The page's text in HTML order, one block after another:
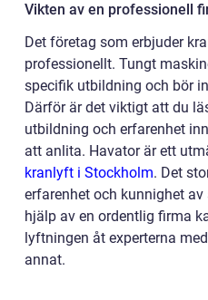
Vikten av en professionell
Det företag som erbjuder
professionellt. Tungt
specifik utbildning och bör
Därför är det viktigt att du
utbildning och erfarenhet
att anlita. Havator är ett
kranlyft i Stockholm. Det
erfarenhet och kunnighet
hjälp av en ordentlig firma
lyftningen åt experterna
annat.